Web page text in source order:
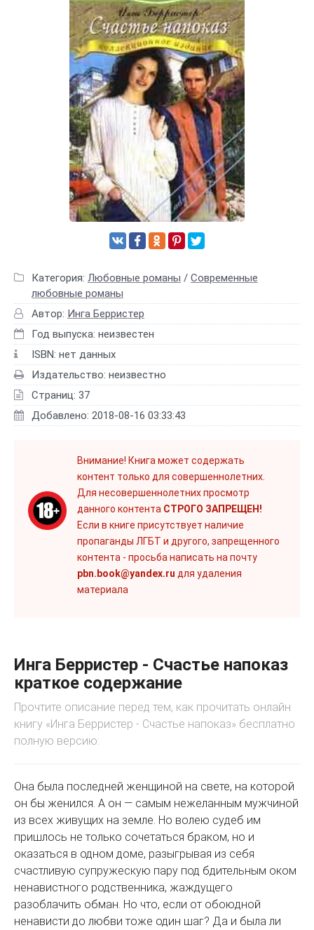
Категория: Любовные романы / Современные
любовные романы
Автор: Инга Берристер
Год выпуска: неизвестен
ISBN: нет данных
Издательство: неизвестно
Страниц: 37
Добавлено: 2018-08-16 03:33:43
Внимание! Книга может содержать
контент только для совершеннолетних.
Для несовершеннолетних просмотр
данного контента СТРОГО ЗАПРЕЩЕН!
Если в книге присутствует наличие
пропаганды ЛГБТ и другого, запрещенного
контента - просьба написать на почту
pbn.book@yandex.ru для удаления
материала
Инга Берристер - Счастье напоказ
краткое содержание
Прочтите описание перед тем, как прочитать онлайн
книгу «Инга Берристер - Счастье напоказ» бесплатно
полную версию:
Она была последней женщиной на свете, на которой
он бы женился. А он — самым нежеланным мужчиной
из всех живущих на земле. Но волею судеб им
пришлось не только сочетаться браком, но и
оказаться в одном доме, разыгрывая из себя
счастливую супружескую пару под бдительным оком
ненавистного родственника, жаждущего
разоблачить обман. Но что, если от обоюдной
ненависти до любви тоже один шаг? Да и была ли